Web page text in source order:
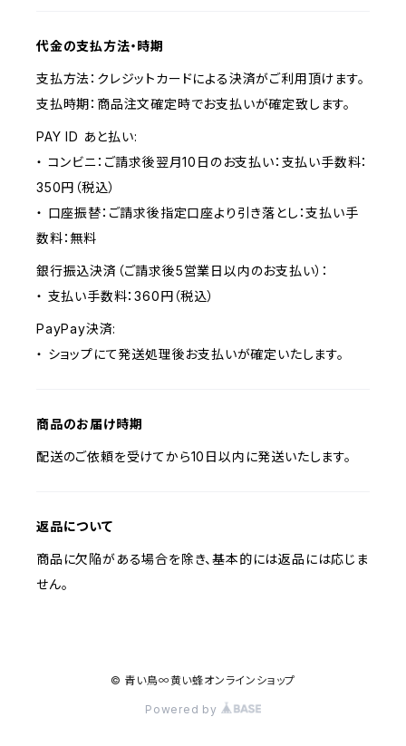
代金の支払方法・時期
支払方法：クレジットカードによる決済がご利用頂けます。
支払時期：商品注文確定時でお支払いが確定致します。
PAY ID あと払い:
・ コンビニ：ご請求後翌月10日のお支払い：支払い手数料：
350円（税込）
・ 口座振替：ご請求後指定口座より引き落とし：支払い手
数料：無料
銀行振込決済（ご請求後5営業日以内のお支払い）：
・ 支払い手数料：360円（税込）
PayPay決済:
・ ショップにて発送処理後お支払いが確定いたします。
商品のお届け時期
配送のご依頼を受けてから10日以内に発送いたします。
返品について
商品に欠陥がある場合を除き、基本的には返品には応じま
せん。
© 青い鳥∞黄い蜂オンラインショップ
Powered by